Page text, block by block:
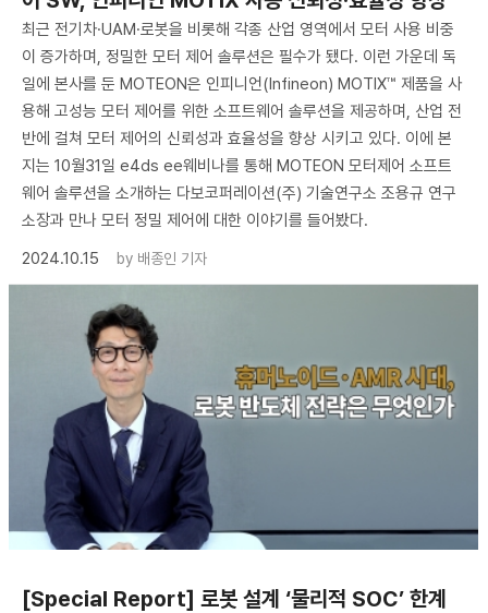
최근 전기차·UAM·로봇을 비롯해 각종 산업 영역에서 모터 사용 비중
이 증가하며, 정밀한 모터 제어 솔루션은 필수가 됐다. 이런 가운데 독
일에 본사를 둔 MOTEON은 인피니언(Infineon) MOTIX™ 제품을 사
용해 고성능 모터 제어를 위한 소프트웨어 솔루션을 제공하며, 산업 전
반에 걸쳐 모터 제어의 신뢰성과 효율성을 향상 시키고 있다. 이에 본
지는 10월31일 e4ds ee웨비나를 통해 MOTEON 모터제어 소프트
웨어 솔루션을 소개하는 다보코퍼레이션(주) 기술연구소 조용규 연구
소장과 만나 모터 정밀 제어에 대한 이야기를 들어봤다.
2024.10.15
by 배종인 기자
[Special Report] 로봇 설계 ‘물리적 SOC’ 한계